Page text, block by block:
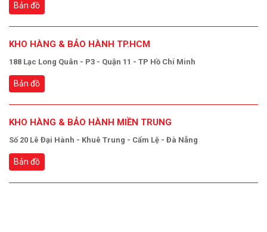
Bản đồ
KHO HÀNG & BẢO HÀNH TP.HCM
188 Lạc Long Quân - P3 - Quận 11 - TP Hồ Chí Minh
Bản đồ
KHO HÀNG & BẢO HÀNH MIỀN TRUNG
Số 20 Lê Đại Hành - Khuê Trung - Cẩm Lệ - Đà Nẵng
Bản đồ